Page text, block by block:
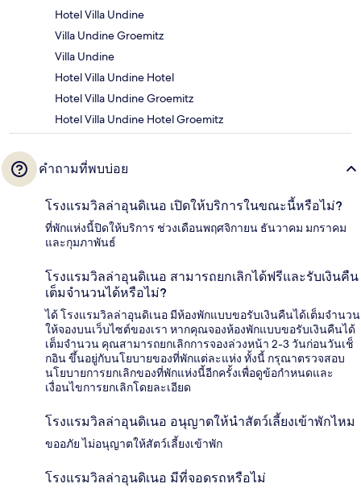
Hotel Villa Undine
Villa Undine Groemitz
Villa Undine
Hotel Villa Undine Hotel
Hotel Villa Undine Groemitz
Hotel Villa Undine Hotel Groemitz
คำถามที่พบบ่อย
โรงแรมวิลล่าอุนดิเนอ เปิดให้บริการในขณะนี้หรือไม่?
ที่พักแห่งนี้ปิดให้บริการ ช่วงเดือนพฤศจิกายน ธันวาคม มกราคม
และกุมภาพันธ์
โรงแรมวิลล่าอุนดิเนอ สามารถยกเลิกได้ฟรีและรับเงินคืน
เต็มจำนวนได้หรือไม่?
ได้ โรงแรมวิลล่าอุนดิเนอ มีห้องพักแบบขอรับเงินคืนได้เต็มจำนวน
ให้จองบนเว็บไซต์ของเรา หากคุณจองห้องพักแบบขอรับเงินคืนได้
เต็มจำนวน คุณสามารถยกเลิกการจองล่วงหน้า 2-3 วันก่อนวันเช็
กอิน ขึ้นอยู่กับนโยบายของที่พักแต่ละแห่ง ทั้งนี้ กรุณาตรวจสอบ
นโยบายการยกเลิกของที่พักแห่งนี้อีกครั้งเพื่อดูข้อกำหนดและ
เงื่อนไขการยกเลิกโดยละเอียด
โรงแรมวิลล่าอุนดิเนอ อนุญาตให้นำสัตว์เลี้ยงเข้าพักไหม
ขออภัย ไม่อนุญาตให้สัตว์เลี้ยงเข้าพัก
โรงแรมวิลล่าอุนดิเนอ มีที่จอดรถหรือไม่